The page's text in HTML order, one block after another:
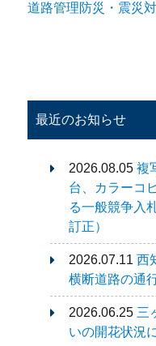
道路管理防災・震災
最近のお知らせ
2026.08.05 複
台、カラーコ
る一般競争入
訂正）
2026.07.11 西
横断道路の通
2026.06.25 三
いの開花状況